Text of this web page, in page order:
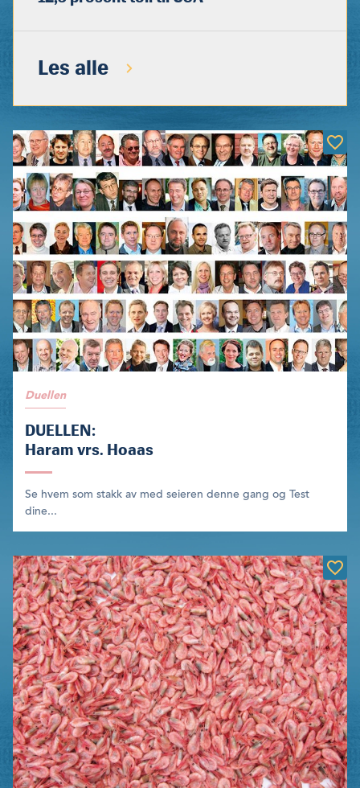
Les alle
Duellen
DUELLEN:
Haram vrs. Hoaas
Se hvem som stakk av med seieren denne gang og Test
dine...